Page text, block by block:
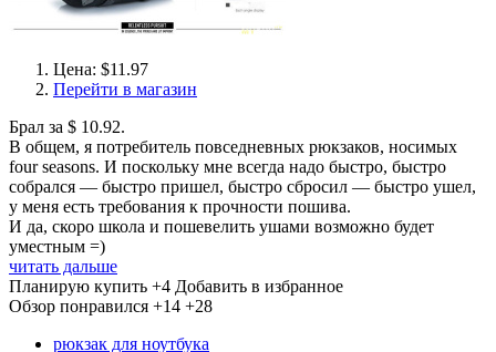
Цена: $11.97
Перейти в магазин
Брал за $ 10.92.
В общем, я потребитель повседневных рюкзаков, носимых
four seasons. И поскольку мне всегда надо быстро, быстро
собрался — быстро пришел, быстро сбросил — быстро ушел,
у меня есть требования к прочности пошива.
И да, скоро школа и пошевелить ушами возможно будет
уместным =)
читать дальше
Планирую купить +4 Добавить в избранное
Обзор понравился +14 +28
рюкзак для ноутбука